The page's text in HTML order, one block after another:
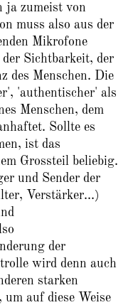
ja zumeist von
muss also aus der
Mikrofone
Sichtbarkeit, der
des Menschen. Die
'authentischer' als
Menschen, dem
Sollte es
ist das
Grossteil beliebig.
und Sender der
Verstärker...)
der
wird denn auch
starken
auf diese Weise